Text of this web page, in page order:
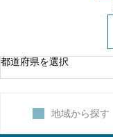
地域から探す